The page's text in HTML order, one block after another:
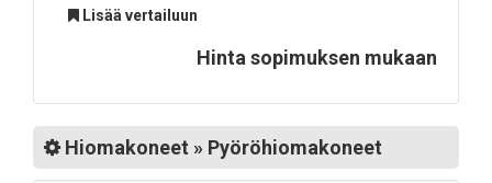
Lisää vertailuun
Hinta sopimuksen mukaan
Hiomakoneet » Pyöröhiomakoneet